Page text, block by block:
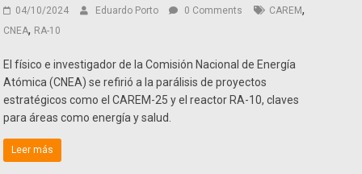
04/10/2024 Eduardo Porto 0 Comments CAREM,
CNEA, RA-10
El físico e investigador de la Comisión Nacional de Energía
Atómica (CNEA) se refirió a la parálisis de proyectos
estratégicos como el CAREM-25 y el reactor RA-10, claves
para áreas como energía y salud.
Leer más